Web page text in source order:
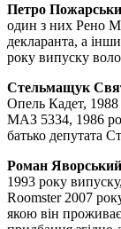
Петро
один з них Рено
декларанта, а
року випуску
Стельмащук
Опель Кадет, 1988
МАЗ 5334, 1986
батько депутата
Роман Яворський
1993 року
Roomster 2007
якою він